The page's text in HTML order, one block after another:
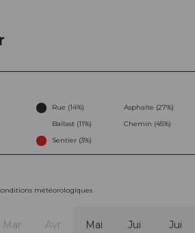
Rue (14%)
Asphalte (27%)
Ballast (11%)
Chemin (45%)
Sentier (3%)
météorologiques
Mar Avr Mai Jui Jui